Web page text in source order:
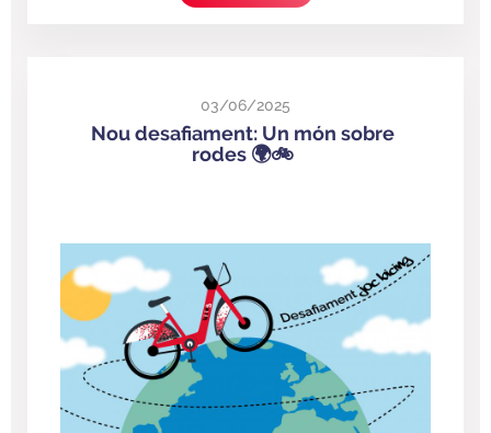
03/06/2025
Nou desafiament: Un món sobre
rodes 🌍🚲